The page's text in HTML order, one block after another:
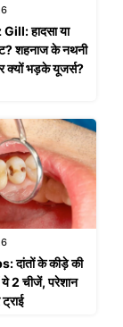
हादसा या
शहनाज के नथनी
क्यों भड़के यूजर्स?
दांतों के कीड़े की
ये 2 चीजें, परेशान